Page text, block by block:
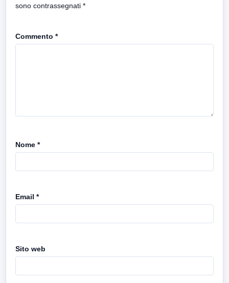
sono contrassegnati *
Commento *
Nome *
Email *
Sito web